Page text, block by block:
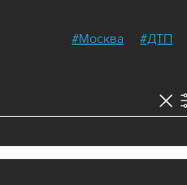
#Москва #ДТП